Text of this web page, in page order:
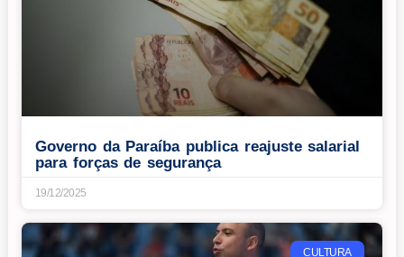
Governo da Paraíba publica reajuste salarial
para forças de segurança
19/12/2025
CULTURA